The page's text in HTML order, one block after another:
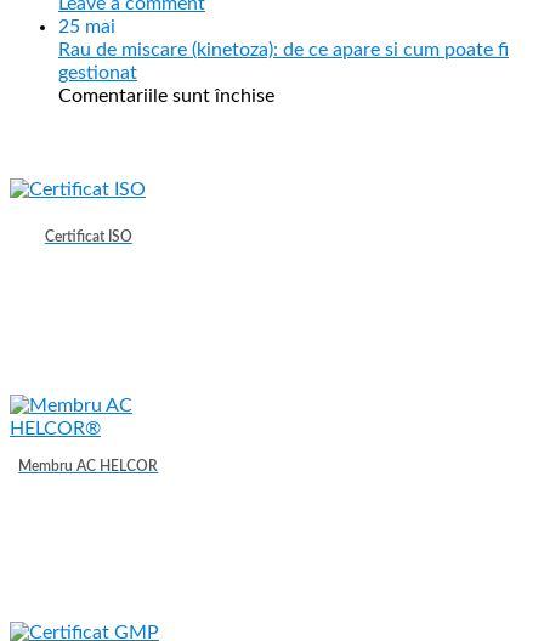
25 mai
Rau de miscare (kinetoza): de ce apare si cum poate fi
gestionat
Comentariile sunt închise
Certificat ISO
Membru AC HELCOR